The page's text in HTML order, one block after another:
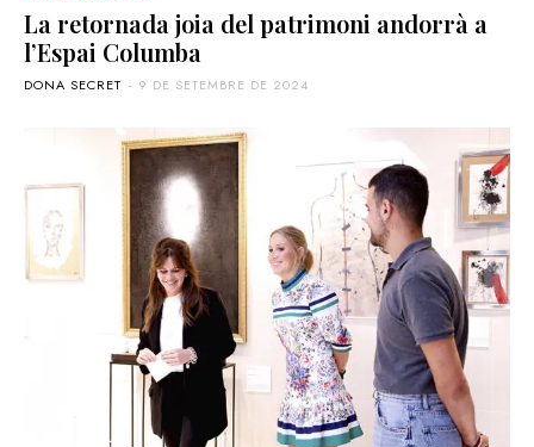
La retornada joia del patrimoni andorrà a
l’Espai Columba
DONA SECRET - 9 DE SETEMBRE DE 2024